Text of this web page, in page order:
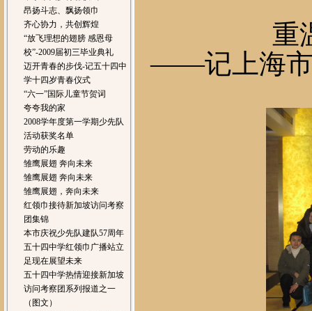
昂扬斗志、飘扬领巾
齐心协力，共创辉煌
“放飞理想的翅膀 感恩母
校”-2009届初三毕业典礼
迈开青春的步伐-记五十四中
学十四岁青春仪式
“六一”国际儿童节贺词
夸夸我的家
2008学年度第一学期少先队
活动获奖名单
劳动的乐趣
雏鹰展翅 奔向未来
雏鹰展翅 奔向未来
雏鹰展翅，奔向未来
红领巾接待新加坡访问考察
团集锦
本市庆祝少先队建队57周年
五十四中学红领巾广播站立
足现在展望未来
五十四中学热情迎接新加坡
访问考察团系列报道之一
（图文）
重
——记上海市